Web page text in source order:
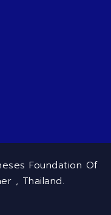
Foundation Of
, Thailand.